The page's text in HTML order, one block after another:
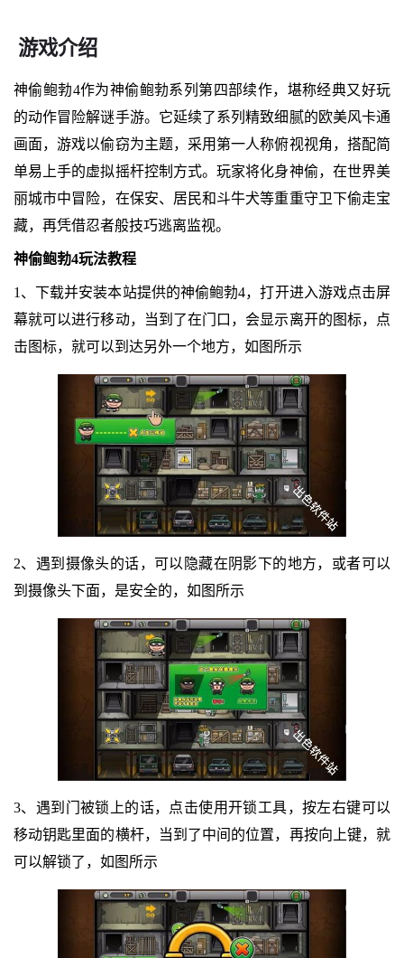
游戏介绍
神偷鲍勃4作为神偷鲍勃系列第四部续作，堪称经典又好玩
的动作冒险解谜手游。它延续了系列精致细腻的欧美风卡通
画面，游戏以偷窃为主题，采用第一人称俯视视角，搭配简
单易上手的虚拟摇杆控制方式。玩家将化身神偷，在世界美
丽城市中冒险，在保安、居民和斗牛犬等重重守卫下偷走宝
藏，再凭借忍者般技巧逃离监视。
神偷鲍勃4玩法教程
1、下载并安装本站提供的神偷鲍勃4，打开进入游戏点击屏
幕就可以进行移动，当到了在门口，会显示离开的图标，点
击图标，就可以到达另外一个地方，如图所示
2、遇到摄像头的话，可以隐藏在阴影下的地方，或者可以
到摄像头下面，是安全的，如图所示
3、遇到门被锁上的话，点击使用开锁工具，按左右键可以
移动钥匙里面的横杆，当到了中间的位置，再按向上键，就
可以解锁了，如图所示